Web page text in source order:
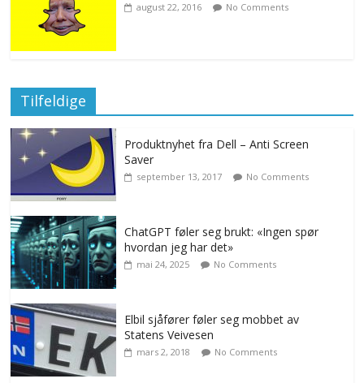
august 22, 2016 No Comments
Tilfeldige
Produktnyhet fra Dell – Anti Screen
Saver
september 13, 2017 No Comments
ChatGPT føler seg brukt: «Ingen spør
hvordan jeg har det»
mai 24, 2025 No Comments
Elbil sjåfører føler seg mobbet av
Statens Veivesen
mars 2, 2018 No Comments